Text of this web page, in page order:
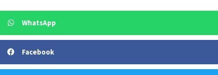
WhatsApp
Facebook